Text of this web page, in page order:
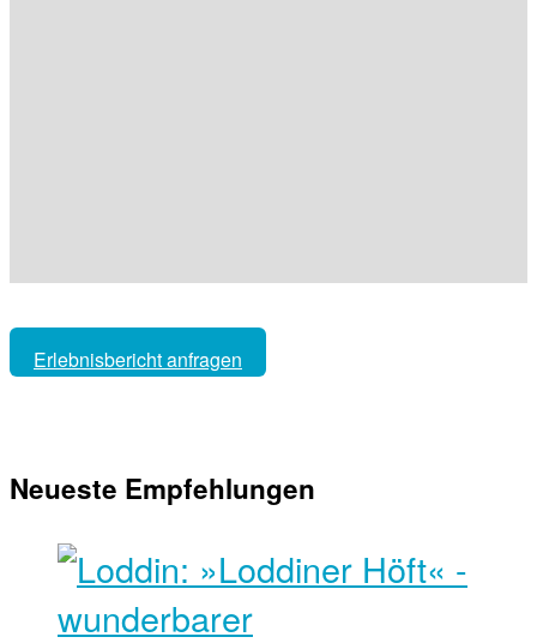
Erlebnisbericht anfragen
Neueste Empfehlungen